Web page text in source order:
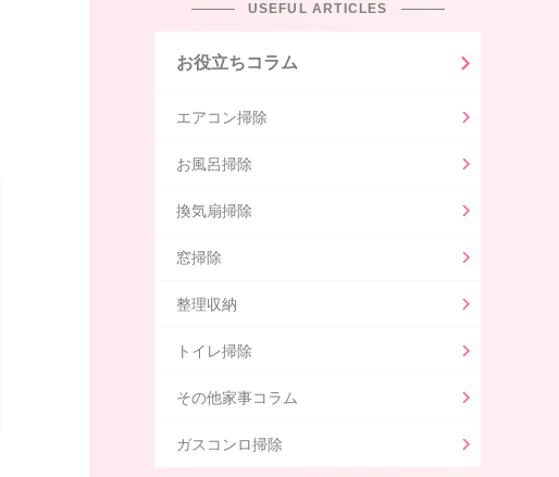
USEFUL ARTICLES
お役立ちコラム
エアコン掃除
お風呂掃除
換気扇掃除
窓掃除
整理収納
トイレ掃除
その他家事コラム
ガスコンロ掃除